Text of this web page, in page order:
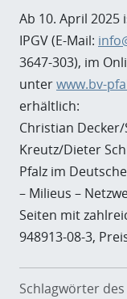
Ab 10. April 2025
IPGV (E-Mail:
3647-303), im
unterwww.bv-
erhältlich:
Christian
Kreutz/Dieter
Pfalz im
– Milieus –
Seiten mit
948913-08-3,
Schlagwörter